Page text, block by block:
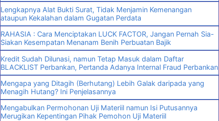
Lengkapnya Alat Bukti Surat, Tidak Menjamin Kemenangan
ataupun Kekalahan dalam Gugatan Perdata
RAHASIA : Cara Menciptakan LUCK FACTOR, Jangan Pernah Sia-
Siakan Kesempatan Menanam Benih Perbuatan Bajik
Kredit Sudah Dilunasi, namun Tetap Masuk dalam Daftar
BLACKLIST Perbankan, Pertanda Adanya Internal Fraud Perbankan
Mengapa yang Ditagih (Berhutang) Lebih Galak daripada yang
Menagih Hutang? Ini Penjelasannya
Mengabulkan Permohonan Uji Materiil namun Isi Putusannya
Merugikan Kepentingan Pihak Pemohon Uji Materiil